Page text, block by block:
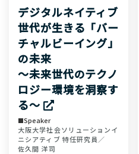
デジタルネイティブ
世代が生きる「バー
チャルビーイング」
の未来
〜未来世代のテクノ
ロジー環境を洞察す
る〜
Speaker
大阪大学社会ソリューションイ
ニシアティブ 特任研究員／
佐久間 洋司